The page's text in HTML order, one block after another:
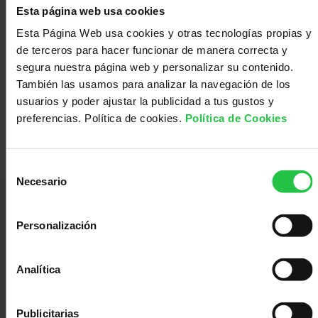
Esta página web usa cookies
Esta Página Web usa cookies y otras tecnologías propias y
de terceros para hacer funcionar de manera correcta y
segura nuestra página web y personalizar su contenido.
También las usamos para analizar la navegación de los
usuarios y poder ajustar la publicidad a tus gustos y
preferencias. Política de cookies. Política de Cookies
Necesario
Personalización
Analítica
Publicitarias
con
nosotros
Sala
de
prensa
Observatorio
Actualidad
psicológico
Atención
social
Orientación
Lideramos el esfuerzo de la sociedad española para disminuir el impacto
causado por el cáncer y mejorar la vida de las personas.